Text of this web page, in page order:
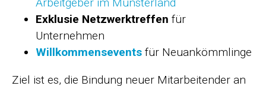
Arbeitgeber im Münsterland
Exklusie Netzwerktreffen für
Unternehmen
Willkommensevents für Neuankömmlinge
Ziel ist es, die Bindung neuer Mitarbeitender an